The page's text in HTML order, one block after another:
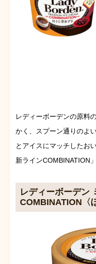
レディーボーデンの原料
かく、スプーン通りのよ
とアイスにマッチしたお
新ラインCOMBINATION
レディーボーデン
COMBINATION〈